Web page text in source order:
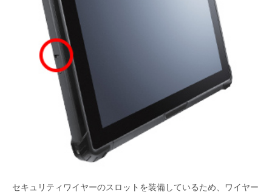
セキュリティワイヤーのスロットを装備しているため、ワイヤー